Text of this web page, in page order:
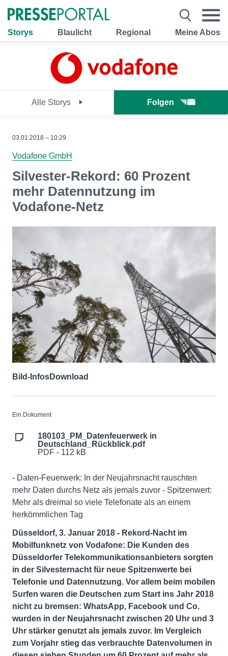
Storys Blaulicht Regional Meine Abos
Alle Storys Folgen
03.01.2018 – 10:29
Vodafone GmbH
Silvester-Rekord: 60 Prozent
mehr Datennutzung im
Vodafone-Netz
Bild-InfosDownload
Ein Dokument
180103_PM_Datenfeuerwerk in
Deutschland_Rückblick.pdf
PDF - 112 kB
- Daten-Feuerwerk: In der Neujahrsnacht rauschten
mehr Daten durchs Netz als jemals zuvor - Spitzenwert:
Mehr als dreimal so viele Telefonate als an einem
herkömmlichen Tag
Düsseldorf, 3. Januar 2018 - Rekord-Nacht im
Mobilfunknetz von Vodafone: Die Kunden des
Düsseldorfer Telekommunikationsanbieters sorgten
in der Silvesternacht für neue Spitzenwerte bei
Telefonie und Datennutzung. Vor allem beim mobilen
Surfen waren die Deutschen zum Start ins Jahr 2018
nicht zu bremsen: WhatsApp, Facebook und Co.
wurden in der Neujahrsnacht zwischen 20 Uhr und 3
Uhr stärker genutzt als jemals zuvor. Im Vergleich
zum Vorjahr stieg das verbrauchte Datenvolumen in